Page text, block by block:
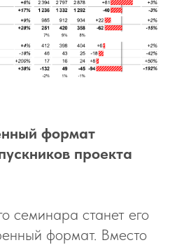
формат
проекта
семинара станет его
формат. Вместо